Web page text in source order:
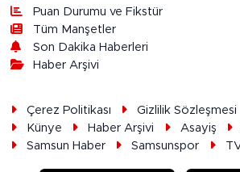
Puan Durumu ve Fikstür
Tüm Manşetler
Son Dakika Haberleri
Haber Arşivi
Çerez Politikası Gizlilik Sözleşmesi
Künye
Haber Arşivi Asayiş
Samsun Haber
Samsunspor